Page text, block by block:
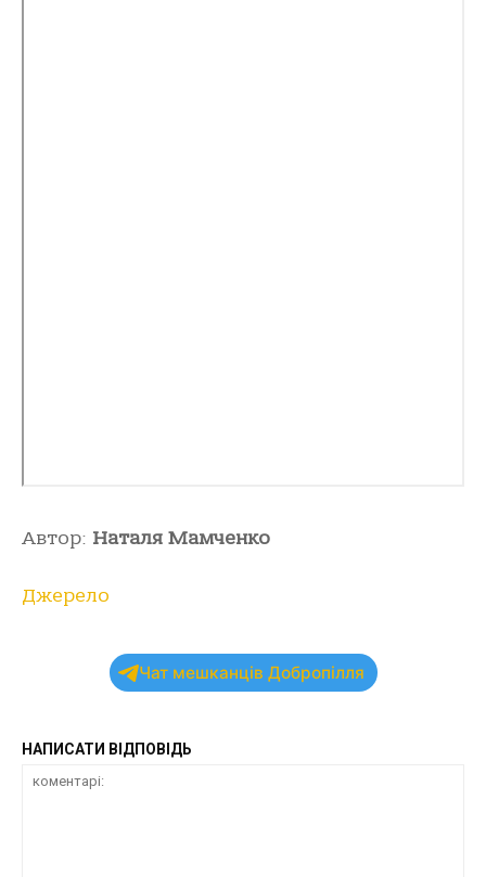
Автор: Наталя Мамченко
Джерело
Чат мешканців Добропілля
НАПИСАТИ ВІДПОВІДЬ